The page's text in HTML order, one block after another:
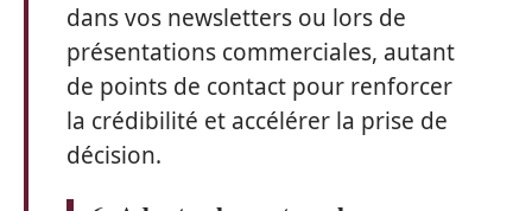
dans vos newsletters ou lors de
présentations commerciales, autant
de points de contact pour renforcer
la crédibilité et accélérer la prise de
décision.